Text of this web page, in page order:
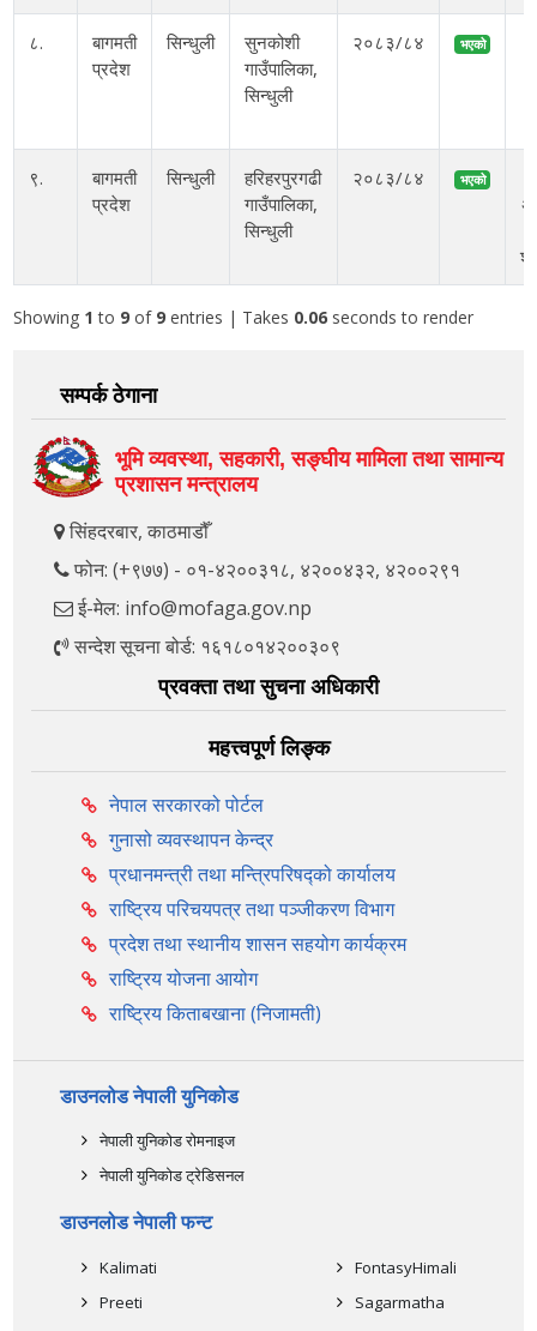
८.
बागमती
प्रदेश
सिन्धुली
सुनकोशी
गाउँपालिका,
सिन्धुली
२०८३/८४ भएको
९.
बागमती
प्रदेश
सिन्धुली
हरिहरपुरगढी
गाउँपालिका,
सिन्धुली
२०८३/८४ भएको
Showing 1 to 9of 9 entries | Takes 0.06 seconds to render
सम्पर्क ठेगाना
भूमि व्यवस्था, सहकारी, सङ्‍घीय मामिला तथा सामान्य
प्रशासन मन्त्रालय
सिंहदरबार, काठमाडौँ
फोन: (+९७७) - ०१-४२००३१८, ४२००४३२, ४२००२९१
ई-मेल: info@mofaga.gov.np
सन्देश सूचना बोर्ड: १६१८०१४२००३०९
प्रवक्ता तथा सुचना अधिकारी
महत्त्वपूर्ण लिङ्क
नेपाल सरकारको पोर्टल
गुनासो व्यवस्थापन केन्द्र
प्रधानमन्त्री तथा मन्त्रिपरिषद्को कार्यालय
राष्ट्रिय परिचयपत्र तथा पञ्‍जीकरण विभाग
प्रदेश तथा स्थानीय शासन सहयोग कार्यक्रम
राष्ट्रिय योजना आयोग
राष्ट्रिय किताबखाना (निजामती)
डाउनलोड नेपाली युनिकोड
नेपाली युनिकोड रोमनाइज
नेपाली युनिकोड ट्रेडिसनल
डाउनलोड नेपाली फन्ट
Kalimati
Preeti
FontasyHimali
Sagarmatha